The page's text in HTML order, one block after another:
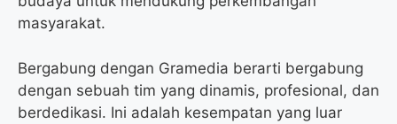
masyarakat.
Bergabung dengan Gramedia berarti bergabung
dengan sebuah tim yang dinamis, profesional, dan
berdedikasi. Ini adalah kesempatan yang luar